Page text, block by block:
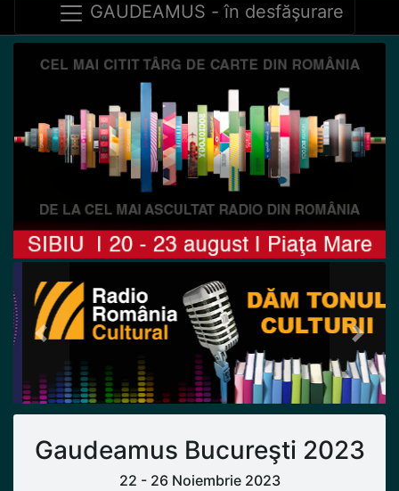
GAUDEAMUS - în desfăşurare
Previous Next
Gaudeamus Bucureşti 2023
22 - 26 Noiembrie 2023